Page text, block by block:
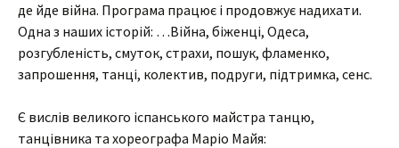
де йде війна. Програма працює і продовжує надихати.
Одна з наших історій: …Війна, біженці, Одеса,
розгубленість, смуток, страхи, пошук, фламенко,
запрошення, танці, колектив, подруги, підтримка, сенс.
Є вислів великого іспанського майстра танцю,
танцівника та хореографа Маріо Майя: